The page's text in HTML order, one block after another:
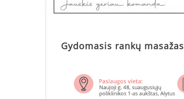
Gydomasis rankų masažas